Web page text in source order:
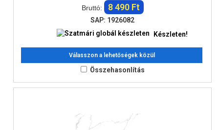
Bruttó:
8 490 Ft
SAP: 1926082
Készleten!
Válasszon a lehetőségek közül
Összehasonlítás